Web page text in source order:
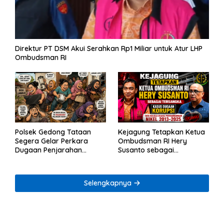
Direktur PT DSM Akui Serahkan Rp1 Miliar untuk Atur LHP
Ombudsman RI
Polsek Gedong Tataan
Segera Gelar Perkara
Dugaan Penjarahan
Kejagung Tetapkan Ketua
Ombudsman RI Hery
Susanto sebagai
Tambang Nikel
Selengkapnya